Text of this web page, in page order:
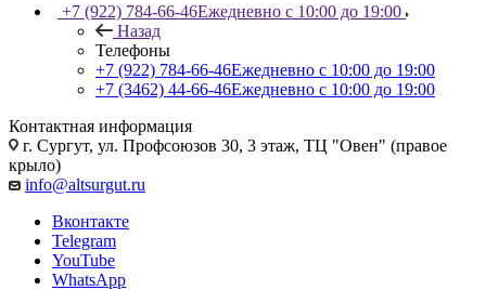
+7 (922) 784-66-46Ежедневно с 10:00 до 19:00
Назад
Телефоны
+7 (922) 784-66-46Ежедневно с 10:00 до 19:00
+7 (3462) 44-66-46Ежедневно с 10:00 до 19:00
Контактная информация
г. Сургут, ул. Профсоюзов 30, 3 этаж, ТЦ "Овен" (правое
крыло)
info@altsurgut.ru
Вконтакте
Telegram
YouTube
WhatsApp